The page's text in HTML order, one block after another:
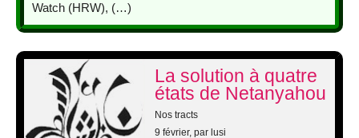
Watch (HRW), (…)
La solution à quatre
états de Netanyahou
Nos tracts
9 février, par lusi